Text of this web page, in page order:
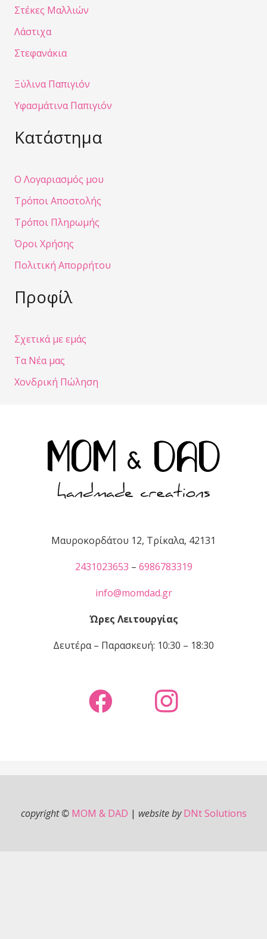
Στέκες Μαλλιών
Λάστιχα
Στεφανάκια
Ξύλινα Παπιγιόν
Υφασμάτινα Παπιγιόν
Κατάστημα
Ο Λογαριασμός μου
Τρόποι Αποστολής
Τρόποι Πληρωμής
Όροι Χρήσης
Πολιτική Απορρήτου
Προφίλ
Σχετικά με εμάς
Τα Νέα μας
Χονδρική Πώληση
Μαυροκορδάτου 12, Τρίκαλα, 42131
2431023653 – 6986783319
info@momdad.gr
Ώρες Λειτουργίας
Δευτέρα – Παρασκευή: 10:30 – 18:30
copyright © MOM & DAD | website by DNt Solutions